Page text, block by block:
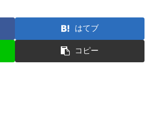
はてブ
コピー